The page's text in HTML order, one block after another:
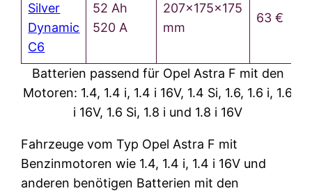
Batterien passend für Opel Astra F mit den
Motoren: 1.4, 1.4 i, 1.4 i 16V, 1.4 Si, 1.6, 1.6 i, 1.6
i 16V, 1.6 Si, 1.8 i und 1.8 i 16V
Silver
Dynamic
C6
52 Ah
520 A
207x175x175
mm
63 €
Fahrzeuge vom Typ Opel Astra F mit
Benzinmotoren wie 1.4, 1.4 i, 1.4 i 16V und
anderen benötigen Batterien mit den